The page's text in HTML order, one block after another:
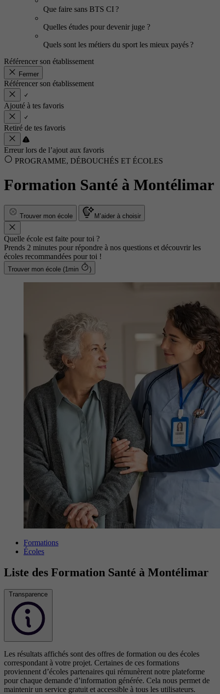
Que faire sans BTS CI ?
Quelles études pour devenir juge ?
Quels sont les métiers du sport les mieux payés ?
Référencer son établissement
Fermer
Référencer son établissement
Ajouté à tes favoris
Retiré de tes favoris
Erreur lors de l’ajout aux favoris
PROGRAMME, DÉBOUCHÉS ET ÉCOLES
Formation Santé à Montélimar
Trouver mon école M’aider à choisir
Quelle école est faite pour toi ?
Prends 2 minutes pour répondre à nos questions et découvrir les
écoles recommandées pour toi !
Trouver mon école (1min )
Formations
Écoles
Liste des Formation Santé à Montélimar
Transparence
Les résultats affichés sont des offres de formation ou des écoles
correspondant à votre projet. Certaines de ces formations
proviennent d’écoles partenaires qui rémunèrent notre plateforme
pour chaque demande d’information générée. Cela nous permet de
maintenir un service gratuit et accessible à tous les utilisateurs.